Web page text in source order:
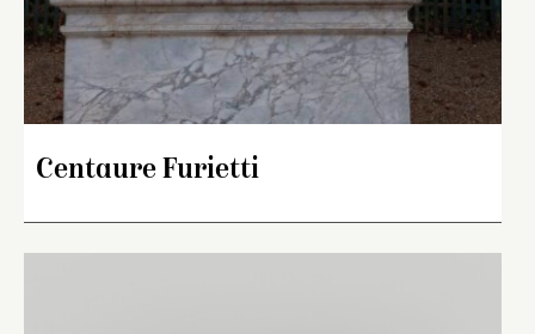
Centaure Furietti